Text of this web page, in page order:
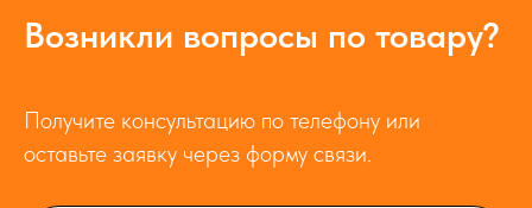
Возникли вопросы по товару?
Получите консультацию по телефону или
оставьте заявку через форму связи.